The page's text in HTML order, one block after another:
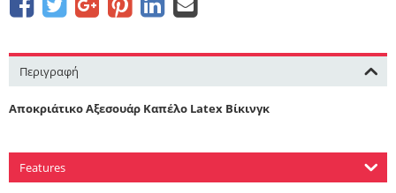
Περιγραφή
Αποκριάτικο Αξεσουάρ Καπέλο Latex Βίκινγκ
Features